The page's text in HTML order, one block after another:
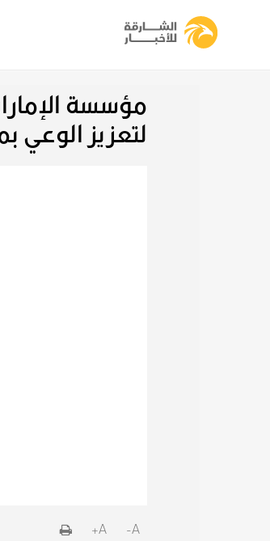
مؤسسة
لتعزيز
A-
A+